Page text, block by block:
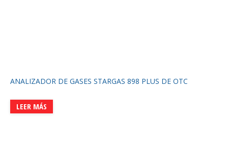
ANALIZADOR DE GASES STARGAS 898 PLUS DE OTC
LEER MÁS